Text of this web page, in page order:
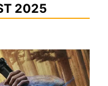
2025